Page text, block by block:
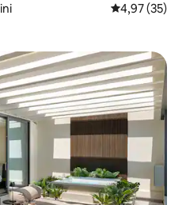
4,97 av 5 i
4,97 (35)